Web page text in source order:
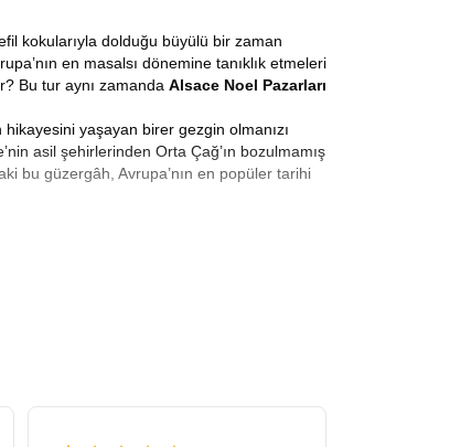
kokularıyla dolduğu büyülü bir zaman
en masalsı dönemine tanıklık etmeleri
Bu tur aynı zamanda Alsace Noel Pazarları
hikayesini yaşayan birer gezgin olmanızı
asil şehirlerinden Orta Çağ’ın bozulmamış
bu güzergâh, Avrupa’nın en popüler tarihi
kupaları en öne çıkan ürünlerdir. Aralık
yaşayan mekanlardır. Işıklarla